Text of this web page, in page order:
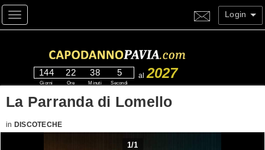
Toggle navigation Login
144
Giorni
22
Ore
38
Minuti
5
Secondi
al 2027
La Parranda di Lomello
in DISCOTECHE
1/1